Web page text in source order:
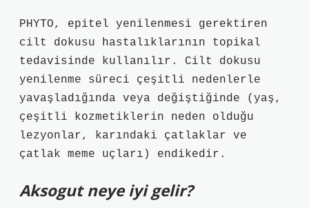
PHYTO, epitel yenilenmesi gerektiren
cilt dokusu hastalıklarının topikal
tedavisinde kullanılır. Cilt dokusu
yenilenme süreci çeşitli nedenlerle
yavaşladığında veya değiştiğinde (yaş,
çeşitli kozmetiklerin neden olduğu
lezyonlar, karındaki çatlaklar ve
çatlak meme uçları) endikedir.
Aksogut neye iyi gelir?